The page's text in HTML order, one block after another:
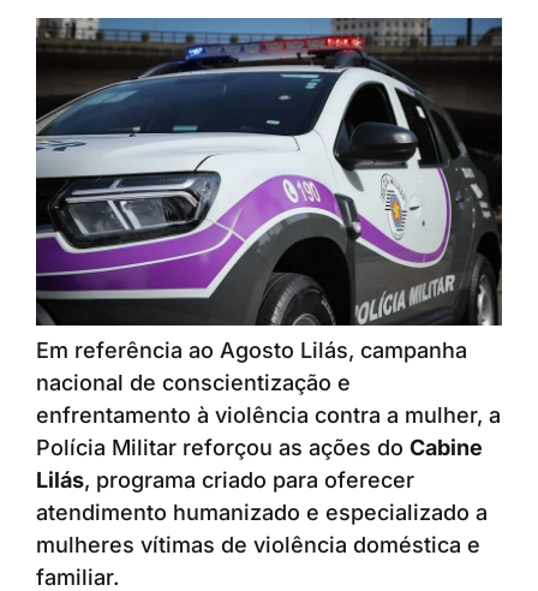
Em referência ao Agosto Lilás, campanha
nacional de conscientização e
enfrentamento à violência contra a mulher, a
Polícia Militar reforçou as ações do Cabine
Lilás, programa criado para oferecer
atendimento humanizado e especializado a
mulheres vítimas de violência doméstica e
familiar.